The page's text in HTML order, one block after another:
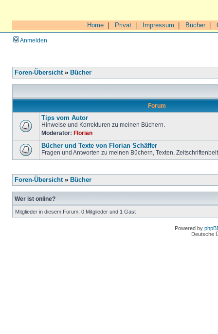
Home Privat Impressum Bücher|
Anmelden
Foren-Übersicht» Bücher
Forum
Tips vom Autor
Hinweise und Korrekturen zu meinen Büchern.
Moderator: Florian
Bücher und Texte von Florian Schäffer
Fragen und Antworten zu meinen Büchern, Texten,
Foren-Übersicht» Bücher
Wer ist online?
Mitglieder in diesem Forum: 0 Mitglieder und 1 Gast
Powered by
Deutsche